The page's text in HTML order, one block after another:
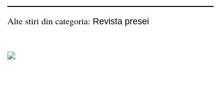
Alte stiri din categoria: Revista presei